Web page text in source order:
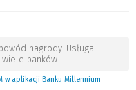
nagrody. Usługa
banków. …
w aplikacji Banku Millennium